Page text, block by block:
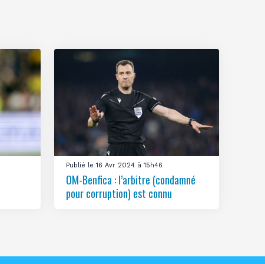
Publié le 16 Avr 2024 à 15h46
OM-Benfica : l’arbitre (condamné
pour corruption) est connu